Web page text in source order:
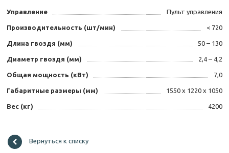
Управление Пульт управления
Производительность (шт/мин) < 720
Длина гвоздя (мм) 50 – 130
Диаметр гвоздя (мм) 2,4 – 4,2
Общая мощность (кВт) 7,0
Габаритные размеры (мм) 1550 х 1220 х 1050
Вес (кг) 4200
Вернуться к списку